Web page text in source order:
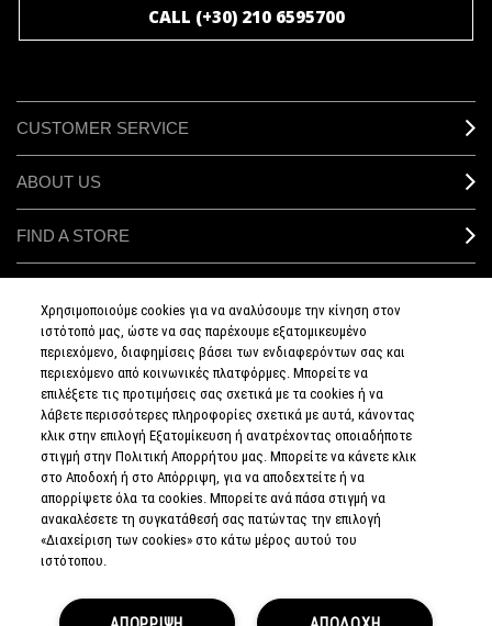
CALL (+30) 210 6595700
CUSTOMER SERVICE
ABOUT US
FIND A STORE
SIGN UP FOR EMAIL
My M•A•C / SIGN IN
CONNECT
PRIVACY POLICY
Χρησιμοποιούμε cookies για να αναλύσουμε την κίνηση στον
ιστότοπό μας, ώστε να σας παρέχουμε εξατομικευμένο
περιεχόμενο, διαφημίσεις βάσει των ενδιαφερόντων σας και
περιεχόμενο από κοινωνικές πλατφόρμες. Μπορείτε να
επιλέξετε τις προτιμήσεις σας σχετικά με τα cookies ή να
λάβετε περισσότερες πληροφορίες σχετικά με αυτά, κάνοντας
κλικ στην επιλογή Εξατομίκευση ή ανατρέχοντας οποιαδήποτε
στιγμή στην Πολιτική Απορρήτου μας. Μπορείτε να κάνετε κλικ
στο Αποδοχή ή στο Απόρριψη, για να αποδεχτείτε ή να
απορρίψετε όλα τα cookies. Μπορείτε ανά πάσα στιγμή να
ανακαλέσετε τη συγκατάθεσή σας πατώντας την επιλογή
«Διαχείριση των cookies» στο κάτω μέρος αυτού του
ιστότοπου.